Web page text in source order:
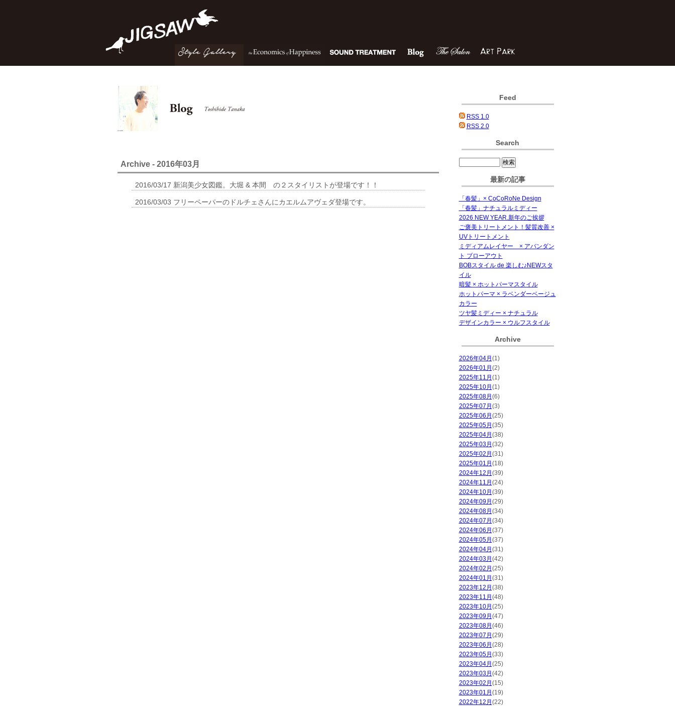
Archive - 2016年03月
2016/03/17 新潟美少女図鑑。大堀 & 本間 の２スタイリストが登場です！！
2016/03/03 フリーペーパーのドルチェさんにカエルムアヴェダ登場です。
Feed
RSS 1.0
RSS 2.0
Search
最新の記事
「春髪」× CoCoRoNe Design
「春髪」ナチュラルミディー
2026 NEW YEAR.新年のご挨拶
ご褒美トリートメント！髪質改善 ×
UVトリートメント
ミディアムレイヤー × アバンダン
ト ブローアウト
BOBスタイル de 楽しむ♪NEWスタ
イル
暗髪 × ホットパーマスタイル
ホットパーマ × ラベンダーベージュ
カラー
ツヤ髪ミディー × ナチュラル
デザインカラー × ウルフスタイル
Archive
2026年04月 (1)
2026年01月 (2)
2025年11月 (1)
2025年10月 (1)
2025年08月 (6)
2025年07月 (3)
2025年06月 (25)
2025年05月 (35)
2025年04月 (38)
2025年03月 (32)
2025年02月 (31)
2025年01月 (18)
2024年12月 (39)
2024年11月 (24)
2024年10月 (39)
2024年09月 (29)
2024年08月 (34)
2024年07月 (34)
2024年06月 (37)
2024年05月 (37)
2024年04月 (31)
2024年03月 (42)
2024年02月 (25)
2024年01月 (31)
2023年12月 (38)
2023年11月 (48)
2023年10月 (25)
2023年09月 (47)
2023年08月 (46)
2023年07月 (29)
2023年06月 (28)
2023年05月 (33)
2023年04月 (25)
2023年03月 (42)
2023年02月 (15)
2023年01月 (19)
2022年12月 (22)